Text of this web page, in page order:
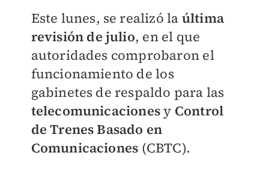
Este lunes, se realizó la última
revisión de julio, en el que
autoridades comprobaron el
funcionamiento de los
gabinetes de respaldo para las
telecomunicacionesy Control
de Trenes Basado en
Comunicaciones (CBTC).